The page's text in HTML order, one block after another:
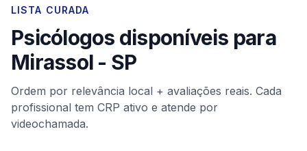
LISTA CURADA
Psicólogos disponíveis para
Mirassol - SP
Ordem por relevância local + avaliações reais. Cada
profissional tem CRP ativo e atende por
videochamada.